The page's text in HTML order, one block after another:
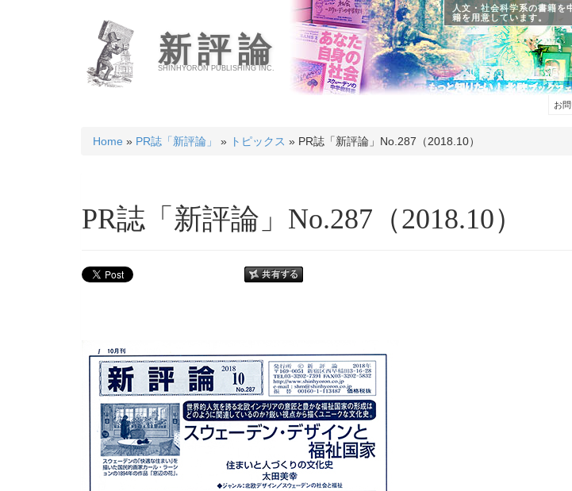
新評論
SHINHYORON PUBLISHING INC.
人文・社会科学系の書籍を
籍を用意しています。
お
Home » PR誌「新評論」 » トピックス » PR誌「新評論」No.287（2018.10）
PR誌「新評論」No.287（2018.10）